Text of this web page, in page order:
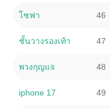
โซฟา 46
ชั้นวางรองเท้า 47
พวงกุญแจ 48
iphone 17 49